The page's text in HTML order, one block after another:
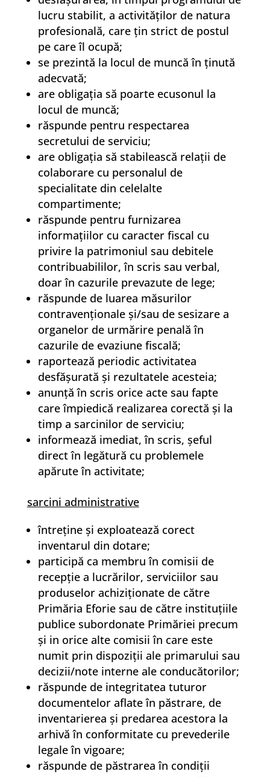
lucru stabilit, a activităţilor de natura
profesională, care ţin strict de postul
pe care îl ocupă;
se prezintă la locul de muncă în ţinută
adecvată;
are obligaţia să poarte ecusonul la
locul de muncă;
răspunde pentru respectarea
secretului de serviciu;
are obligaţia să stabilească relaţii de
colaborare cu personalul de
specialitate din celelalte
compartimente;
răspunde pentru furnizarea
informaţiilor cu caracter fiscal cu
privire la patrimoniul sau debitele
contribuabililor, în scris sau verbal,
doar în cazurile prevazute de lege;
răspunde de luarea măsurilor
contravenţionale şi/sau de sesizare a
organelor de urmărire penală în
cazurile de evaziune fiscală;
raportează periodic activitatea
desfăşurată şi rezultatele acesteia;
anunţă în scris orice acte sau fapte
care împiedică realizarea corectă şi la
timp a sarcinilor de serviciu;
informează imediat, în scris, şeful
direct în legătură cu problemele
apărute în activitate;
sarcini administrative
întreţine şi exploatează corect
inventarul din dotare;
participă ca membru în comisii de
recepţie a lucrărilor, serviciilor sau
produselor achiziţionate de către
Primăria Eforie sau de către instituţiile
publice subordonate Primăriei precum
şi in orice alte comisii în care este
numit prin dispoziţii ale primarului sau
decizii/note interne ale conducătorilor;
răspunde de integritatea tuturor
documentelor aflate în păstrare, de
inventarierea şi predarea acestora la
arhivă în conformitate cu prevederile
legale în vigoare;
răspunde de păstrarea în condiţii